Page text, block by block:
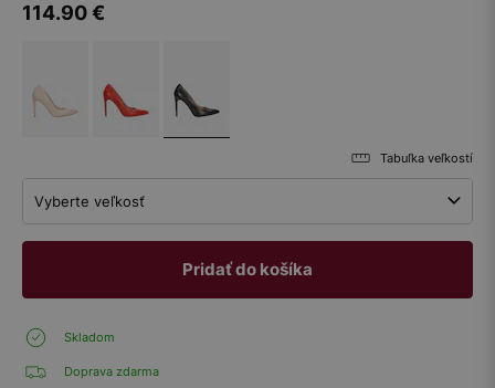
114.90€
Tabuľka veľkostí
Vyberte veľkosť
Pridať do košíka
Skladom
Doprava zdarma